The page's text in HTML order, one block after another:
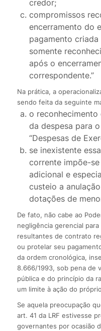
credor;
compromissos
encerramento do
pagamento
somente
após o
correspondente.”
Na prática, a
sendo feita da seguinte
o
da despesa para
“Despesas de
se inexistente
corrente impõe-
adicional e
custeio a
dotações de
De fato, não cabe ao
negligência gerencial
resultantes de contrato
ou protelar seu
da ordem cronológica,
8.666/1993, sob pena de
pública e do princípio da
um limite à ação do
Se aquela preocupação
art. 41 da LRF estivesse
governantes por ocasião